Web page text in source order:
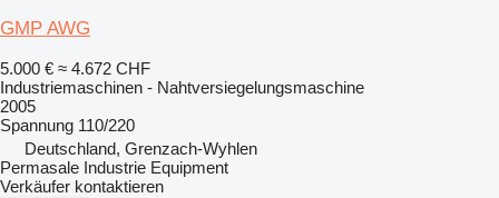
GMP AWG
5.000 € ≈ 4.672 CHF
Industriemaschinen - Nahtversiegelungsmaschine
2005
Spannung 110/220
Deutschland, Grenzach-Wyhlen
Permasale Industrie Equipment
Verkäufer kontaktieren